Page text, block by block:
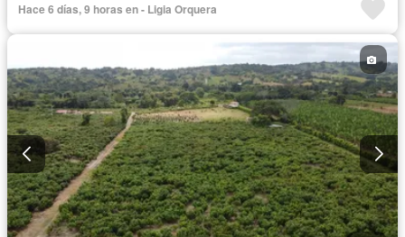
Hace 6 días, 9 horas en - Ligia Orquera